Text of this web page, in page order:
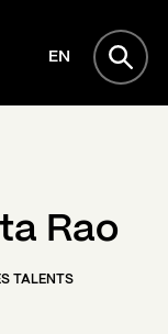
EN
Rao
TALENTS